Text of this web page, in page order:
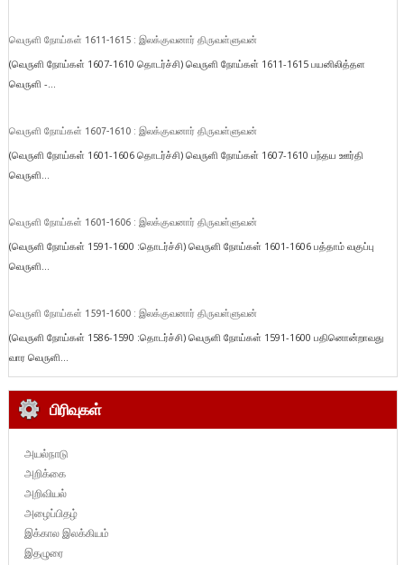
வெருளி நோய்கள் 1611-1615 : இலக்குவனார் திருவள்ளுவன்
(வெருளி நோய்கள் 1607-1610 தொடர்ச்சி) வெருளி நோய்கள் 1611-1615 பயனிலித்தள
வெருளி -...
வெருளி நோய்கள் 1607-1610 : இலக்குவனார் திருவள்ளுவன்
(வெருளி நோய்கள் 1601-1606 தொடர்ச்சி) வெருளி நோய்கள் 1607-1610 பந்தய ஊர்தி
வெருளி...
வெருளி நோய்கள் 1601-1606 : இலக்குவனார் திருவள்ளுவன்
(வெருளி நோய்கள் 1591-1600 :தொடர்ச்சி) வெருளி நோய்கள் 1601-1606 பத்தாம் வகுப்பு
வெருளி...
வெருளி நோய்கள் 1591-1600 : இலக்குவனார் திருவள்ளுவன்
(வெருளி நோய்கள் 1586-1590 :தொடர்ச்சி) வெருளி நோய்கள் 1591-1600 பதினொன்றாவது
வார வெருளி...
பிரிவுகள்
அயல்நாடு
அறிக்கை
அறிவியல்
அழைப்பிதழ்
இக்கால இலக்கியம்
இதழுரை